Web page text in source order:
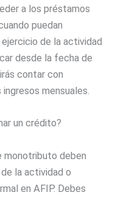
a los préstamos
puedan
de la actividad
desde la fecha de
contar con
mensuales.
un crédito?
monotributo deben
la actividad o
en AFIP. Debes